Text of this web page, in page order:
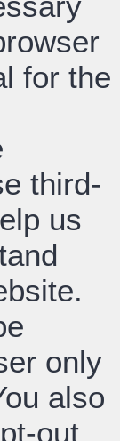
for the
third-
us
only
also
out